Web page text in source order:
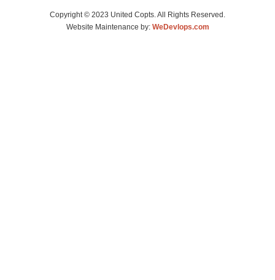
Copyright © 2023 United Copts. All Rights Reserved.
Website Maintenance by: WeDevlops.com